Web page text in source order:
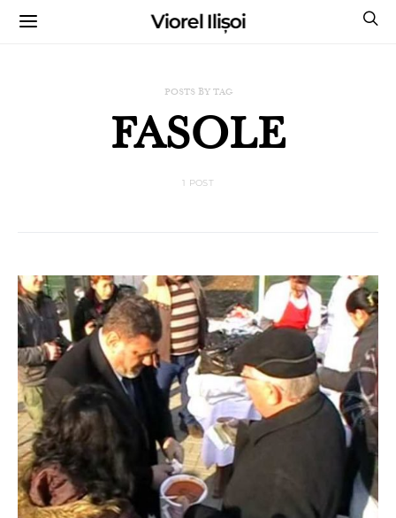
Viorel Ilișoi
POSTS BY TAG
FASOLE
1 POST
CUMPĂRĂ CĂRȚILE MELE CU AUTOGRAF